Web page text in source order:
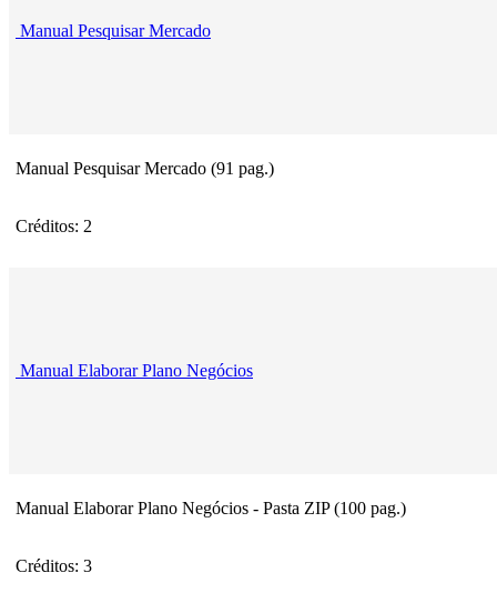
Manual Pesquisar Mercado
Manual Pesquisar Mercado (91 pag.)
Créditos: 2
Manual Elaborar Plano Negócios
Manual Elaborar Plano Negócios - Pasta ZIP (100 pag.)
Créditos: 3